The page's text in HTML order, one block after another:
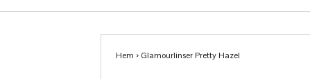
Hem › Glamourlinser Pretty Hazel